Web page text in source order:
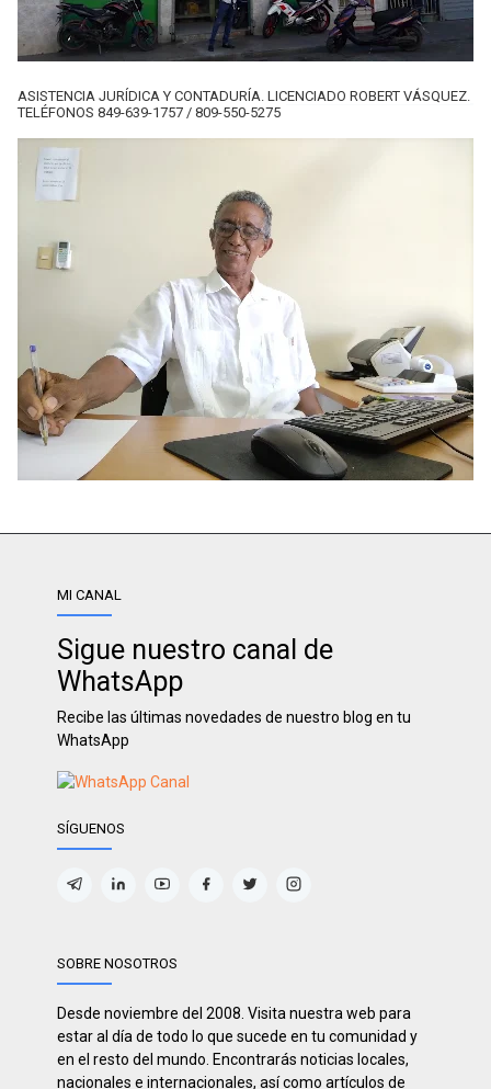
ASISTENCIA JURÍDICA Y CONTADURÍA. LICENCIADO ROBERT VÁSQUEZ.
TELÉFONOS 849-639-1757 / 809-550-5275
MI CANAL
Sigue nuestro canal de
WhatsApp
Recibe las últimas novedades de nuestro blog en tu
WhatsApp
SÍGUENOS
SOBRE NOSOTROS
Desde noviembre del 2008. Visita nuestra web para
estar al día de todo lo que sucede en tu comunidad y
en el resto del mundo. Encontrarás noticias locales,
nacionales e internacionales, así como artículos de